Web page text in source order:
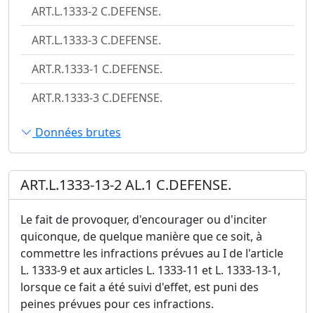
ART.L.1333-2 C.DEFENSE.
ART.L.1333-3 C.DEFENSE.
ART.R.1333-1 C.DEFENSE.
ART.R.1333-3 C.DEFENSE.
Données brutes
ART.L.1333-13-2 AL.1 C.DEFENSE.
Le fait de provoquer, d'encourager ou d'inciter
quiconque, de quelque manière que ce soit, à
commettre les infractions prévues au I de l'article
L. 1333-9 et aux articles L. 1333-11 et L. 1333-13-1,
lorsque ce fait a été suivi d'effet, est puni des
peines prévues pour ces infractions.